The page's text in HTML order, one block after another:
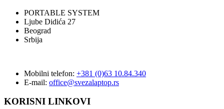
PORTABLE SYSTEM
Ljube Didića 27
Beograd
Srbija
Mobilni telefon: +381 (0)63 10.84.340
E-mail: office@svezalaptop.rs
KORISNI LINKOVI